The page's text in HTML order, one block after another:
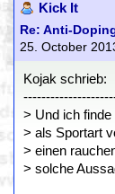
Kick It
Re: Anti-
25. October
Kojak schrieb:
> Und ich
> als Sportart
> einen
> solche